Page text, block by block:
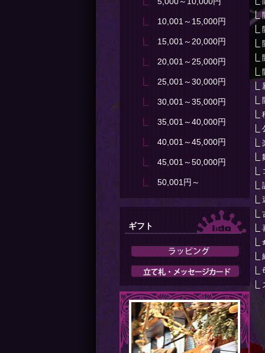
10,001～15,000円
15,001～20,000円
20,001～25,000円
25,001～30,000円
30,001～35,000円
35,001～40,000円
40,001～45,000円
45,001～50,000円
50,001円～
ギフト